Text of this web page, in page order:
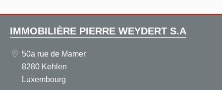
IMMOBILIÈRE PIERRE WEYDERT S.A
50a rue de Mamer
8280 Kehlen
Luxembourg